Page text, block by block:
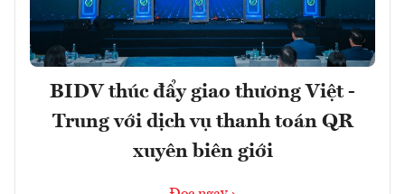
BIDV thúc đẩy giao thương Việt -
Trung với dịch vụ thanh toán QR
xuyên biên giới